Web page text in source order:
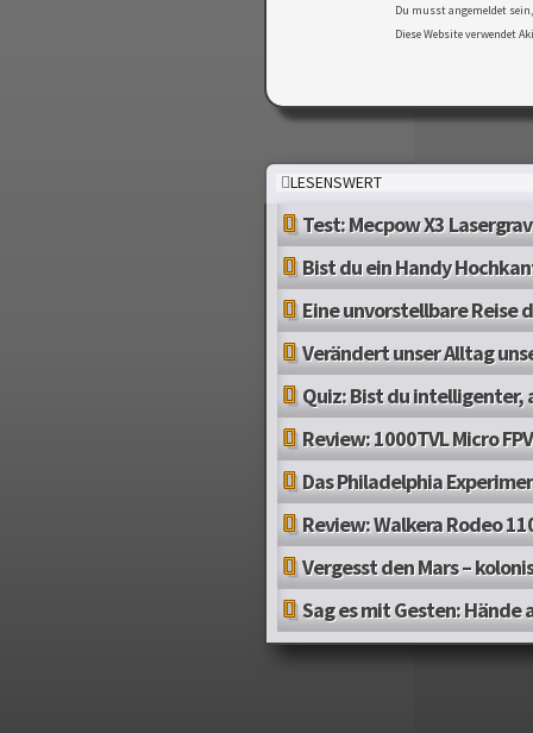
Du musstangemeldet
Diese Website verwendet
LESENSWERT
Test: Mecpow X3
Bist du ein Handy
Eine unvorstellbare Reise
Verändert unser Alltag
Quiz: Bist du intelligenter,
Review: 1000TVL Micro
Das Philadelphia
Review: Walkera Rodeo
Vergesst den Mars –
Sag es mit Gesten: Hände